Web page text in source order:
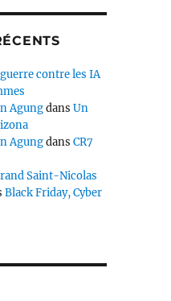
contre les IA
AgungdansUn
AgungdansCR7
Saint-Nicolas
Black Friday, Cyber